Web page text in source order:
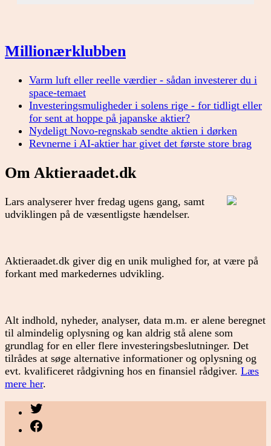
Millionærklubben
Varm luft eller reelle værdier - sådan investerer du i
space-temaet
Investeringsmuligheder i solens rige - for tidligt eller
for sent at hoppe på japanske aktier?
Nydeligt Novo-regnskab sendte aktien i dørken
Revnerne i AI-aktier har givet det første store brag
Om Aktieraadet.dk
Lars analyserer hver fredag ugens gang, samt
udviklingen på de væsentligste hændelser.
Aktieraadet.dk giver dig en unik mulighed for, at være på
forkant med markedernes udvikling.
Alt indhold, nyheder, analyser, data m.m. er alene beregnet
til almindelig oplysning og kan aldrig stå alene som
grundlag for en eller flere investeringsbeslutninger. Det
tilrådes at søge alternative informationer og oplysning og
evt. kvalificeret rådgivning hos en finansiel rådgiver. Læs
mere her.